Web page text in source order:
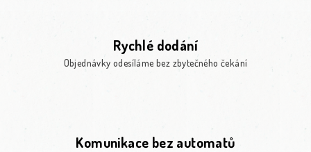
Rychlé dodání
Objednávky odesíláme bez zbytečného čekání
Komunikace bez automatů